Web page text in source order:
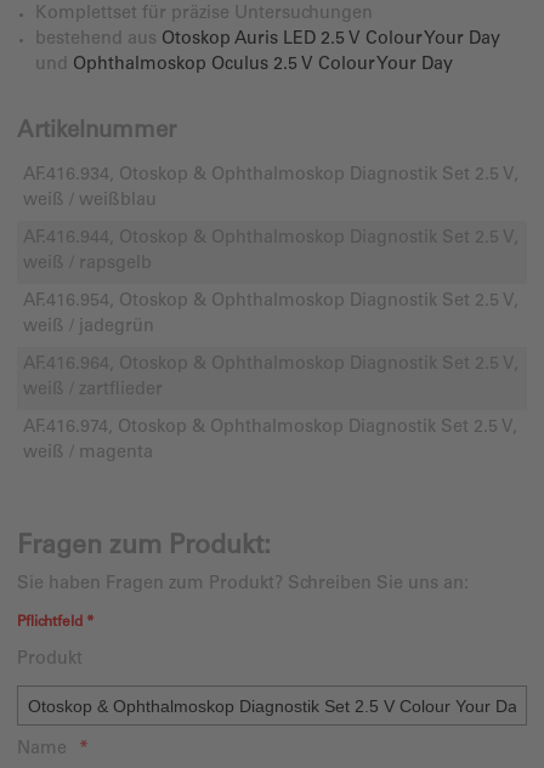
Komplettset für präzise Untersuchungen
bestehend aus Otoskop Auris LED 2.5 V Colour Your Day
und Ophthalmoskop Oculus 2.5 V Colour Your Day
Artikelnummer
AF.416.934, Otoskop & Ophthalmoskop Diagnostik Set 2.5 V,
weiß / weißblau
AF.416.944, Otoskop & Ophthalmoskop Diagnostik Set 2.5 V,
weiß / rapsgelb
AF.416.954, Otoskop & Ophthalmoskop Diagnostik Set 2.5 V,
weiß / jadegrün
AF.416.964, Otoskop & Ophthalmoskop Diagnostik Set 2.5 V,
weiß / zartflieder
AF.416.974, Otoskop & Ophthalmoskop Diagnostik Set 2.5 V,
weiß / magenta
Fragen zum Produkt:
Sie haben Fragen zum Produkt? Schreiben Sie uns an:
Pflichtfeld *
Produkt
Name